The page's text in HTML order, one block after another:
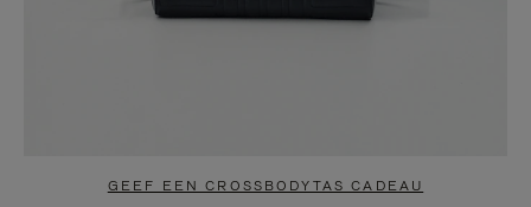
GEEF EEN CROSSBODYTAS CADEAU